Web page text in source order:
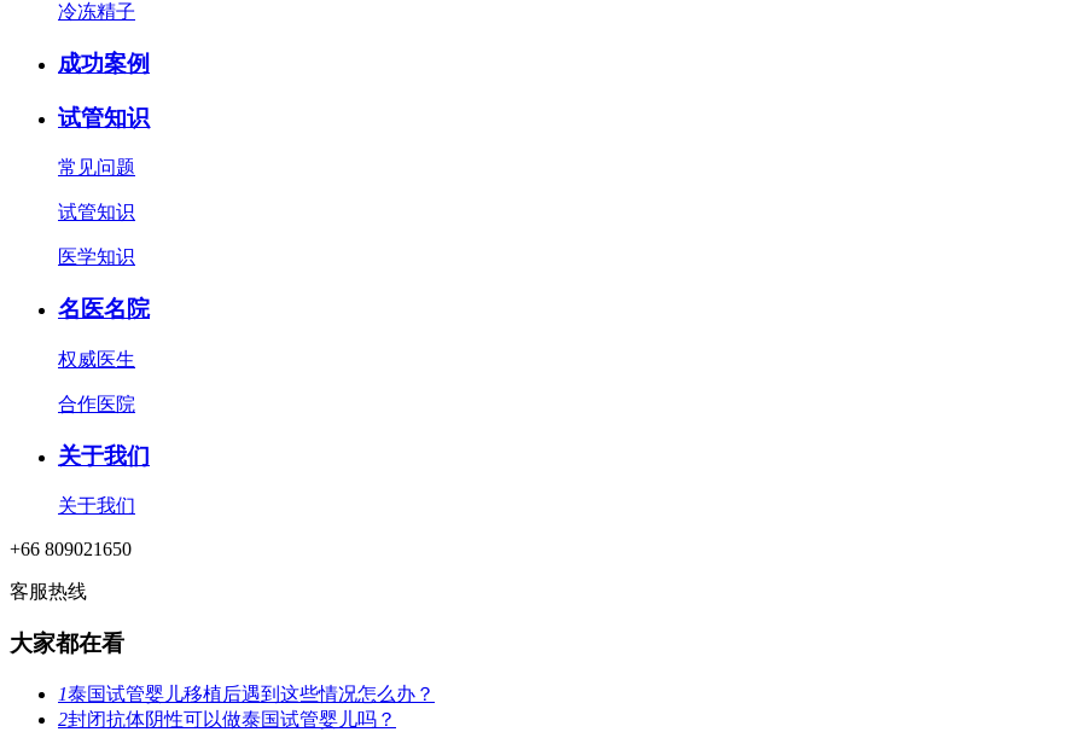
冷冻精子
成功案例
试管知识
常见问题
试管知识
医学知识
名医名院
权威医生
合作医院
关于我们
关于我们
+66 809021650
客服热线
大家都在看
1泰国试管婴儿移植后遇到这些情况怎么办？
2封闭抗体阴性可以做泰国试管婴儿吗？